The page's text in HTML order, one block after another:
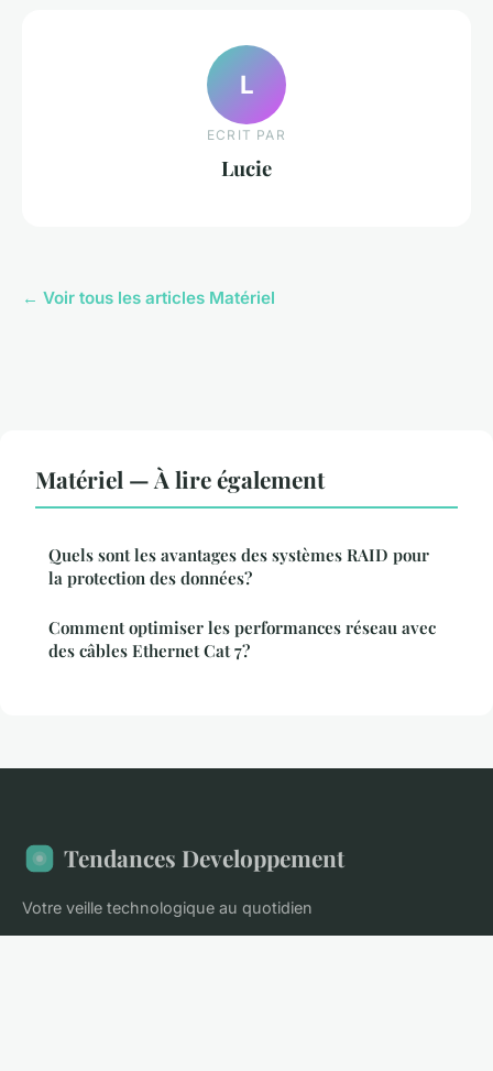
L
ECRIT PAR
Lucie
← Voir tous les articles Matériel
Matériel — À lire également
Quels sont les avantages des systèmes RAID pour
la protection des données?
Comment optimiser les performances réseau avec
des câbles Ethernet Cat 7?
Tendances Developpement
Votre veille technologique au quotidien